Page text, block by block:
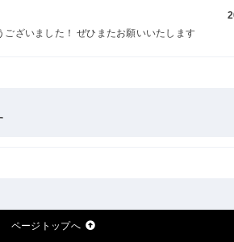
ざいました！ ぜひまたお願いいたします
ページトップへ